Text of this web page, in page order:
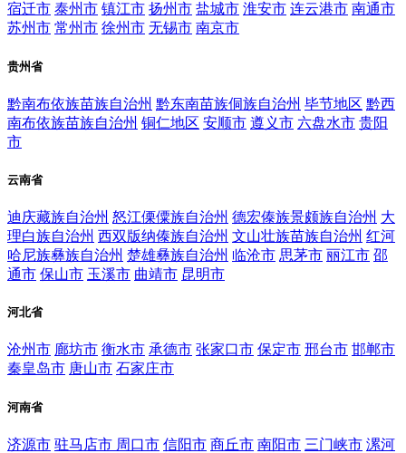
宿迁市 泰州市 镇江市 扬州市 盐城市 淮安市 连云港市 南通市
苏州市 常州市 徐州市 无锡市 南京市
贵州省
黔南布依族苗族自治州 黔东南苗族侗族自治州 毕节地区 黔西
南布依族苗族自治州 铜仁地区 安顺市 遵义市 六盘水市 贵阳
市
云南省
迪庆藏族自治州 怒江傈僳族自治州 德宏傣族景颇族自治州 大
理白族自治州 西双版纳傣族自治州 文山壮族苗族自治州 红河
哈尼族彝族自治州 楚雄彝族自治州 临沧市 思茅市 丽江市 邵
通市 保山市 玉溪市 曲靖市 昆明市
河北省
沧州市 廊坊市 衡水市 承德市 张家口市 保定市 邢台市 邯郸市
秦皇岛市 唐山市 石家庄市
河南省
济源市 驻马店市 周口市 信阳市 商丘市 南阳市 三门峡市 漯河